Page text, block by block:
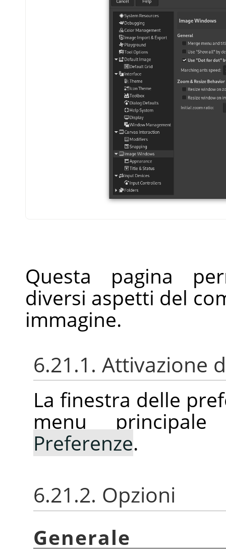
Questa pagina
diversi aspetti del
immagine.
6.21.1. Attivazione
La finestra delle
menu
Preferenze.
6.21.2. Opzioni
Generale